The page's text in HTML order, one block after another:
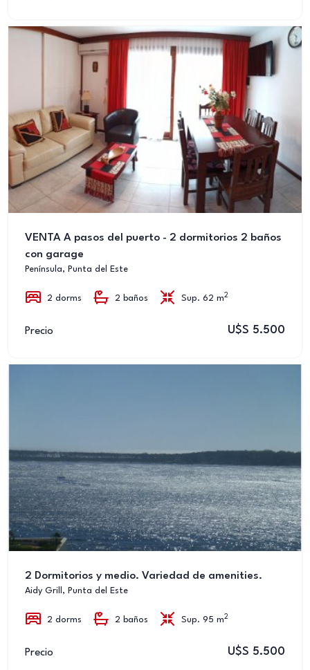
VENTA A pasos del puerto - 2 dormitorios 2 baños
con garage
Península, Punta del Este
2 dorms 2 baños Sup. 62 m 2
Precio U$S 5.500
2 Dormitorios y medio. Variedad de amenities.
Aidy Grill, Punta del Este
2 dorms 2 baños Sup. 95 m 2
Precio U$S 5.500